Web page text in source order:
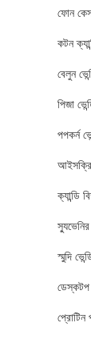
ফোন কেস
কটন
বেলুন
পিজা
পপকর্ন
ক্যান্ডি
স্মুদি
ডেস্কটপ
প্রোটিন